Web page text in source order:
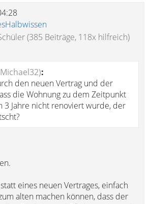
(385 Beiträge, 118x hilfreich)
:
den neuen Vertrag und der
die Wohnung zu dem Zeitpunkt
3 Jahre nicht renoviert wurde, der
eines neuen Vertrages, einfach
alten machen können, dass der